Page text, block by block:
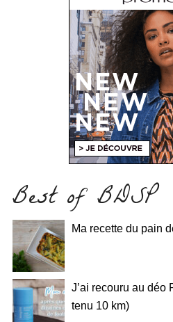
Best of BDSP
Ma recette du pain
J’ai recouru au déo
tenu 10 km)